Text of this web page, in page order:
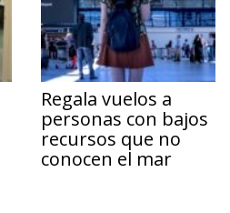
Regala vuelos a
personas con bajos
recursos que no
conocen el mar